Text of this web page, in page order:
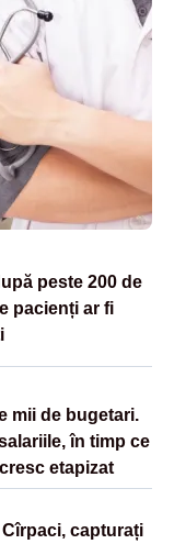
peste 200 de
pacienți ar fi
mii de bugetari.
în timp ce
etapizat
capturați